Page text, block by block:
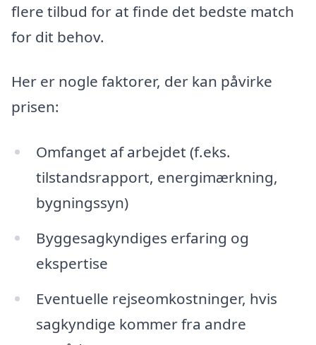
flere tilbud for at finde det bedste match
for dit behov.
Her er nogle faktorer, der kan påvirke
prisen:
Omfanget af arbejdet (f.eks.
tilstandsrapport, energimærkning,
bygningssyn)
Byggesagkyndiges erfaring og
ekspertise
Eventuelle rejseomkostninger, hvis
sagkyndige kommer fra andre